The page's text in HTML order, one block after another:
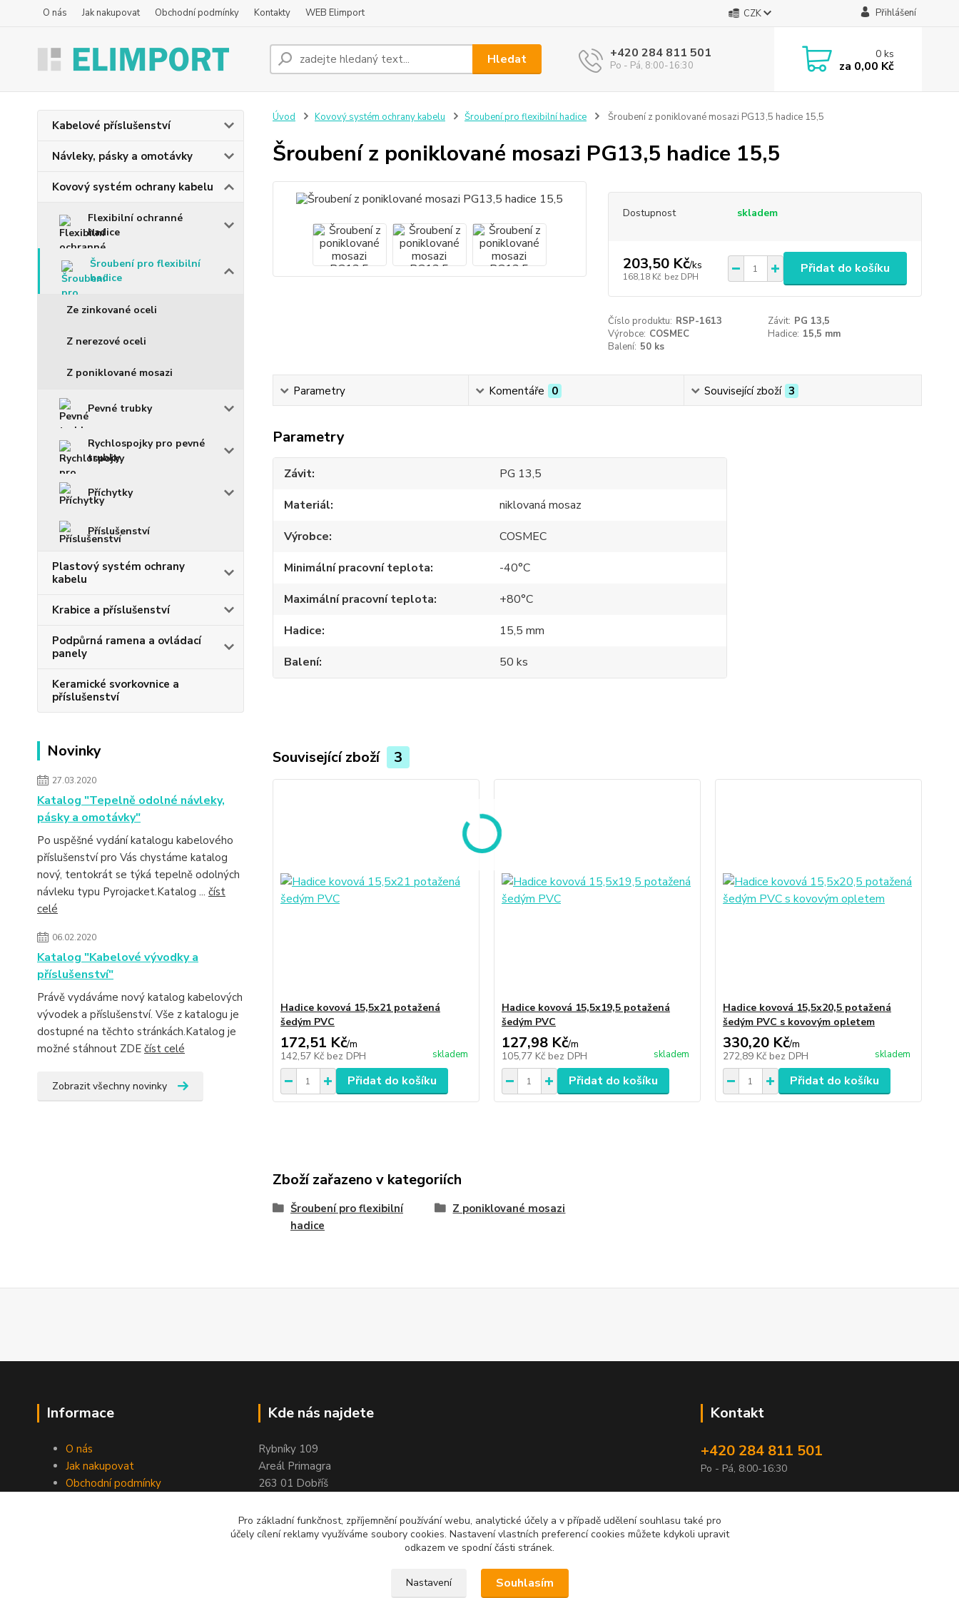
O nás Jak nakupovat Obchodní podmínky Kontakty WEB Elimport CZK Přihlášení
Hledat +420 284 811 501
Po - Pá, 8:00-16:30
0ks
za 0,00 Kč
Kabelové příslušenství
Návleky, pásky a omotávky
Kovový systém ochrany kabelu
Flexibilní ochranné
hadice
Šroubení pro flexibilní
hadice
Ze zinkované oceli
Z nerezové oceli
Z poniklované mosazi
Pevné trubky
Rychlospojky pro pevné
trubky
Příchytky
Příslušenství
Plastový systém ochrany
kabelu
Krabice a příslušenství
Podpůrná ramena a ovládací
panely
Keramické svorkovnice a
příslušenství
Novinky
27.03.2020
Katalog "Tepelně odolné návleky,
pásky a omotávky"
Po uspěšné vydání katalogu kabelového
příslušenství pro Vás chystáme katalog
nový, tentokrát se týká tepelně odolných
návleku typu Pyrojacket.Katalog ... číst
celé
06.02.2020
Katalog "Kabelové vývodky a
příslušenství"
Právě vydáváme nový katalog kabelových
vývodek a příslušenství. Vše z katalogu je
dostupné na těchto stránkách.Katalog je
možné stáhnout ZDE číst celé
Zobrazit všechny novinky
Úvod Kovový systém ochrany kabelu Šroubení pro flexibilní hadice Šroubení z poniklované mosazi PG13,5 hadice 15,5
Šroubení z poniklované mosazi PG13,5 hadice 15,5
Dostupnost skladem
203,50 Kč/ks
168,18 Kč bez DPH
Přidat do košíku
Číslo produktu: RSP-1613 Závit: PG 13,5
Výrobce: COSMEC Hadice: 15,5 mm
Balení: 50 ks
Parametry Komentáře 0 Související zboží 3
Parametry
Závit
PG 13,5
Materiál
niklovaná mosaz
Výrobce
COSMEC
Minimální pracovní teplota
-40°C
Maximální pracovní teplota
+80°C
Hadice
15,5 mm
Balení
50 ks
Související zboží 3
Hadice kovová 15,5x21 potažená
šedým PVC
172,51 Kč/m
142,57 Kč bez DPH skladem
Přidat do košíku
Hadice kovová 15,5x19,5 potažená
šedým PVC
127,98 Kč/m
105,77 Kč bez DPH skladem
Přidat do košíku
Hadice kovová 15,5x20,5 potažená
šedým PVC s kovovým opletem
330,20 Kč/m
272,89 Kč bez DPH skladem
Přidat do košíku
Zboží zařazeno v kategoriích
Šroubení pro flexibilní
hadice
Z poniklované mosazi
Informace
O nás
Jak nakupovat
Obchodní podmínky
Kde nás najdete
Rybníky 109
Areál Primagra
263 01 Dobříš
Kontakt
+420 284 811 501
Po - Pá, 8:00-16:30
Pro základní funkčnost, zpříjemnění používání webu, analytické účely a v případě udělení souhlasu také pro
účely cílení reklamy využíváme soubory cookies. Nastavení vlastních preferencí cookies můžete kdykoli upravit
odkazem ve spodní části stránek.
Nastavení Souhlasím